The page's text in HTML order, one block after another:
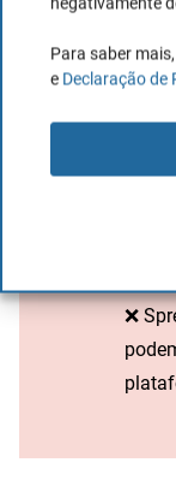
Para saber
e Declaração de
saldo
❌